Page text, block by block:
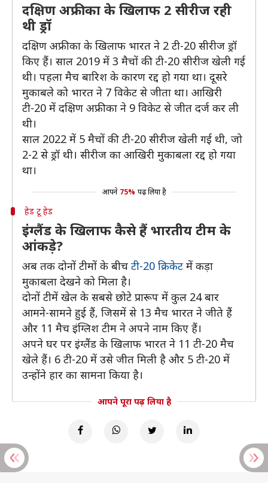
दक्षिण अफ्रीका के खिलाफ 2 सीरीज रही
थी ड्रॉ
दक्षिण अफ्रीका के खिलाफ भारत ने 2 टी-20 सीरीज ड्रॉ
किए हैं। साल 2019 में 3 मैचों की टी-20 सीरीज खेली गई
थी। पहला मैच बारिश के कारण रद्द हो गया था। दूसरे
मुकाबले को भारत ने 7 विकेट से जीता था। आखिरी
टी-20 में दक्षिण अफ्रीका ने 9 विकेट से जीत दर्ज कर ली
थी।
साल 2022 में 5 मैचों की टी-20 सीरीज खेली गई थी, जो
2-2 से ड्रॉ थी। सीरीज का आखिरी मुकाबला रद्द हो गया
था।
आपने 75% पढ़ लिया है
हेड टू हेड
इंग्लैंड के खिलाफ कैसे हैं भारतीय टीम के
आंकड़े?
अब तक दोनों टीमों के बीच टी-20 क्रिकेट में कड़ा
मुकाबला देखने को मिला है।
दोनों टीमें खेल के सबसे छोटे प्रारूप में कुल 24 बार
आमने-सामने हुई हैं, जिसमें से 13 मैच भारत ने जीते हैं
और 11 मैच इंग्लिश टीम ने अपने नाम किए हैं।
अपने घर पर इंग्लैंड के खिलाफ भारत ने 11 टी-20 मैच
खेले हैं। 6 टी-20 में उसे जीत मिली है और 5 टी-20 में
उन्होंने हार का सामना किया है।
आपने पूरा पढ़ लिया है